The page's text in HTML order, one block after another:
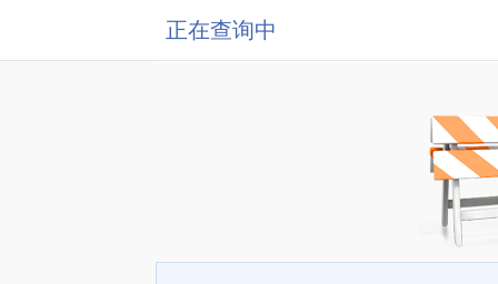
正在查询中